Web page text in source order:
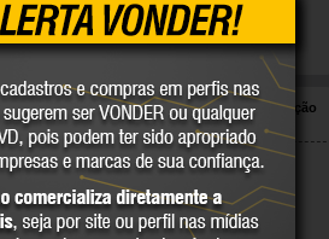
Alicate corte diagonal 5", com isolação
até 1.000 V, VONDER
VONDER